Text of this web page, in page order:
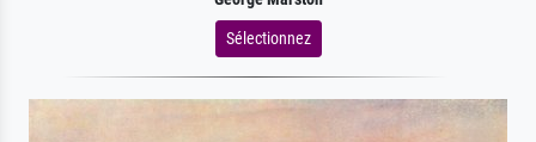
Sélectionnez